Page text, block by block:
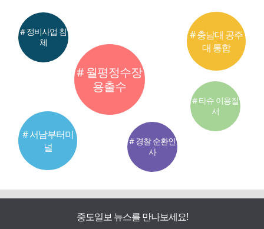
# 월평정수장
용출수
# 서남부터미
널
# 충남대 공주
대 통합
# 정비사업 침
체
# 경찰 순환인
사
# 타슈 이용질
서
중도일보 뉴스를 만나보세요!